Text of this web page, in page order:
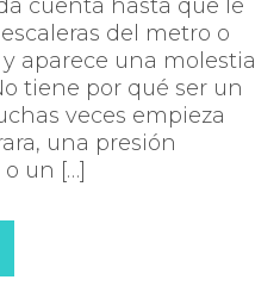
cuenta hasta que le
del metro o
aparece una molestia
tiene por qué ser un
veces empieza
una presión
un […]